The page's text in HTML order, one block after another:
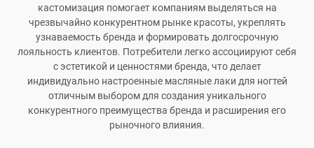
кастомизация помогает компаниям выделяться на
чрезвычайно конкурентном рынке красоты, укреплять
узнаваемость бренда и формировать долгосрочную
лояльность клиентов. Потребители легко ассоциируют себя
с эстетикой и ценностями бренда, что делает
индивидуально настроенные масляные лаки для ногтей
отличным выбором для создания уникального
конкурентного преимущества бренда и расширения его
рыночного влияния.